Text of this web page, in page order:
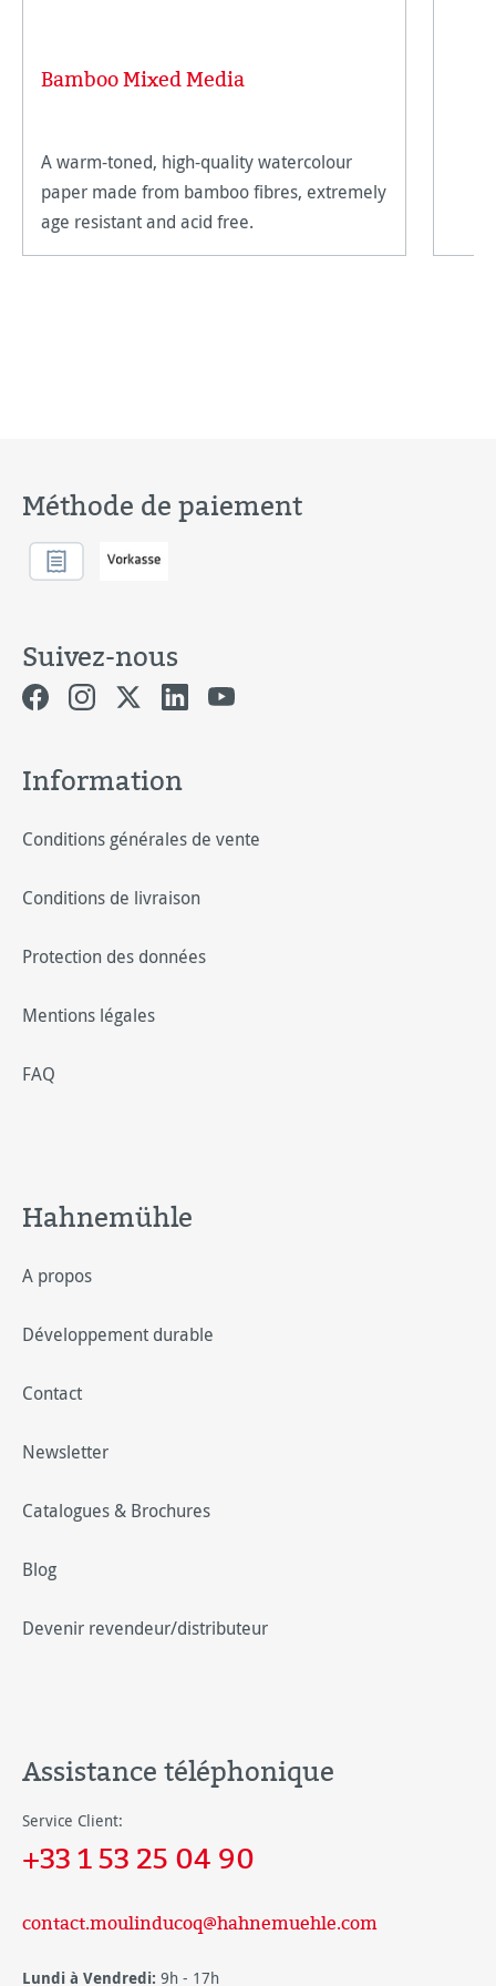
Bamboo Mixed Media
A warm-toned, high-quality watercolour
paper made from bamboo fibres, extremely
age resistant and acid free.
Méthode de paiement
Suivez-nous
Information
Conditions générales de vente
Conditions de livraison
Protection des données
Mentions légales
FAQ
Hahnemühle
A propos
Développement durable
Contact
Newsletter
Catalogues & Brochures
Blog
Devenir revendeur/distributeur
Assistance téléphonique
Service Client:
+33 1 53 25 04 90
contact.moulinducoq@hahnemuehle.com
Lundi à Vendredi: 9h - 17h